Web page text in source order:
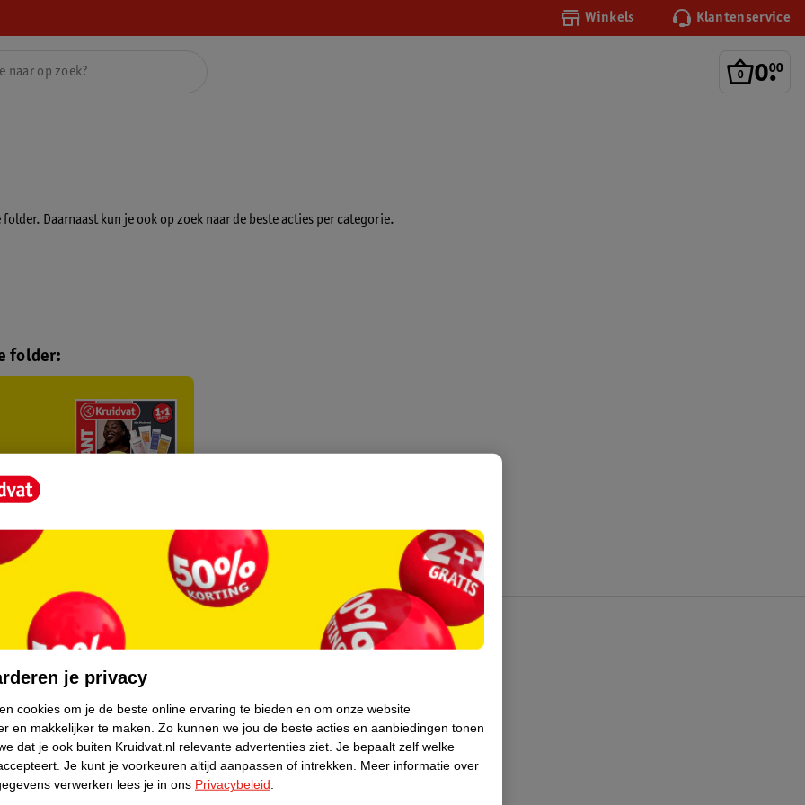
Winkels Klantenservice
0.
00
Daarnaast kun je ook op zoek naar de beste acties per categorie.
folder:
Over Kruidvat
Pers
Winkelformule
Bedrijfsgegevens
je privacy
cookies om je de beste online ervaring te bieden en om onze website
en makkelijker te maken. Zo kunnen we jou de beste acties en aanbiedingen tonen
dat je ook buiten Kruidvat.nl relevante advertenties ziet. Je bepaalt zelf welke
Je kunt je voorkeuren altijd aanpassen of intrekken.
Meer informatie over
verwerken lees je in ons Privacybeleid